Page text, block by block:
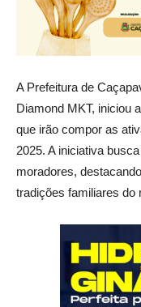
A Prefeitura de
Diamond MKT, iniciou
que irão compor as
2025. A iniciativa
moradores,
tradições familiares do